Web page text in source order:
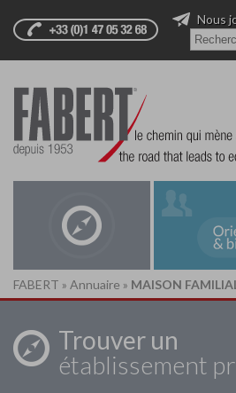
Nous
FABERT » Annuaire » MAISON
Trouver un
établissement